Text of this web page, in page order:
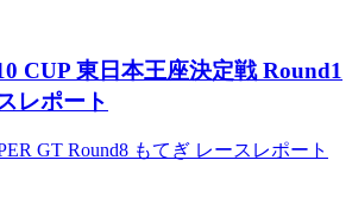
CUP 東日本王座決定戦 Round1
レポート